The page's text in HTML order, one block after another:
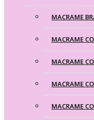
MACRAME
MACRAME
MACRAME
MACRAME
MACRAME